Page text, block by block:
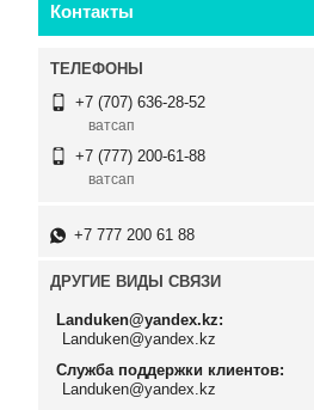
Контакты
+7 (707) 636-28-52
ватсап
+7 (777) 200-61-88
ватсап
+7 777 200 61 88
ДРУГИЕ ВИДЫ СВЯЗИ
Landuken@yandex.kz
Landuken@yandex.kz
Служба поддержки клиентов
Landuken@yandex.kz